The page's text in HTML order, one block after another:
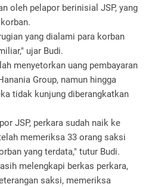
oleh pelapor berinisial JSP, yang
yang dialami para korban
ujar Budi.
menyetorkan uang pembayaran
Group, namun hingga
tidak kunjung diberangkatkan
JSP, perkara sudah naik ke
memeriksa 33 orang saksi
yang terdata," tutur Budi.
melengkapi berkas perkara,
saksi, memeriksa